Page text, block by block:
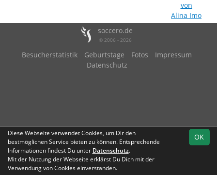
von
Alina Imo
soccero.de
© 2006 - 2026
Besucherstatistik Geburtstage Fotos
Impressum
Datenschutz
OK
Diese Webseite verwendet Cookies, um Dir den
bestmöglichen Service bieten zu können. Entsprechende
Informationen findest Du unter Datenschutz.
Mit der Nutzung der Webseite erklärst Du Dich mit der
Verwendung von Cookies einverstanden.